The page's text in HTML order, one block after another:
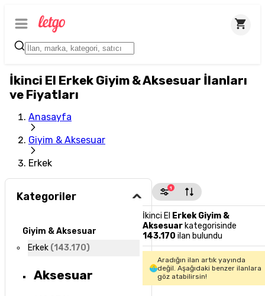
İkinci El Erkek Giyim & Aksesuar İlanları
ve Fiyatları
Anasayfa
Giyim & Aksesuar
Erkek
Kategoriler
Giyim & Aksesuar
Erkek (143.170)
Aksesuar
1
İkinci El Erkek Giyim &
Aksesuarkategorisinde
143.170 ilan bulundu
Aradığın ilan artık yayında
değil. Aşağıdaki benzer ilanlara
göz atabilirsin!